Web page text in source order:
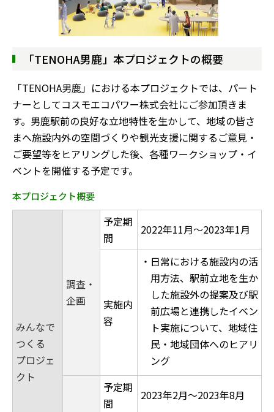
「TENOHA男鹿」本プロジェクトの概要
「TENOHA男鹿」における本プロジェクトでは、パート
ナーとしてコスモエコパワー株式会社にご参加頂きま
す。男鹿駅前の良好な立地特性を生かして、地域の皆さ
まへ施設内外の空間づくりや観光支援に関するご意見・
ご要望等をヒアリングした後、各種ワークショップ・イ
ベントを開催する予定です。
本プロジェクト概要
みんなで
つくる
プロジェ
クト
調査・
企画
予定期
間
2022年11月～2023年1月
実施内
容
・日常における施設内の活
用方法、駅前立地を生か
した施設外の提案及び駅
前広場と連携したイベン
ト実施について、地域住
民・地域団体へのヒアリ
ング
予定期
間
2023年2月～2023年8月